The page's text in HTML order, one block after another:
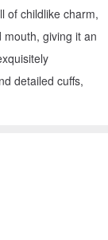
of childlike charm,
giving it an
detailed cuffs,